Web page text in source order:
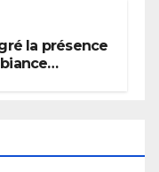
la présence